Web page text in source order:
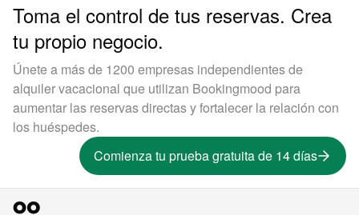
Toma el control de tus reservas. Crea
tu propio negocio.
Únete a más de 1200 empresas independientes de
alquiler vacacional que utilizan Bookingmood para
aumentar las reservas directas y fortalecer la relación con
los huéspedes.
Comienza tu prueba gratuita de 14 días